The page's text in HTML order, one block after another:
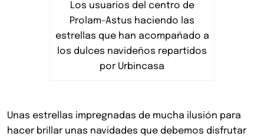
Los usuarios del centro de
Prolam-Astus haciendo las
estrellas que han acompañado a
los dulces navideños repartidos
por Urbincasa
Unas estrellas impregnadas de mucha ilusión para
hacer brillar unas navidades que debemos disfrutar